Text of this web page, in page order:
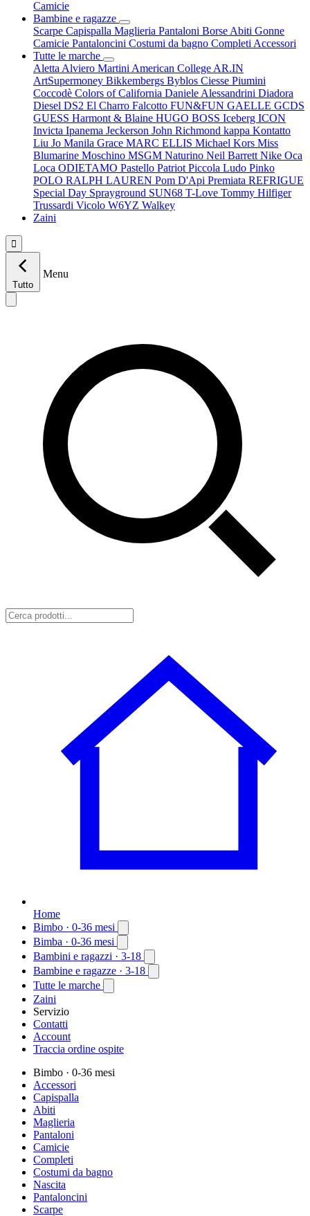
Camicie
Bambine e ragazze
Scarpe Capispalla Maglieria Pantaloni Borse Abiti Gonne
Camicie Pantaloncini Costumi da bagno Completi Accessori
Tutte le marche
Aletta Alviero Martini American College AR.IN
ArtSupermoney Bikkembergs Byblos Ciesse Piumini
Coccodè Colors of California Daniele Alessandrini Diadora
Diesel DS2 El Charro Falcotto FUN&FUN GAELLE GCDS
GUESS Harmont & Blaine HUGO BOSS Iceberg ICON
Invicta Ipanema Jeckerson John Richmond kappa Kontatto
Liu Jo Manila Grace MARC ELLIS Michael Kors Miss
Blumarine Moschino MSGM Naturino Neil Barrett Nike Oca
Loca ODIETAMO Pastello Patriot Piccola Ludo Pinko
POLO RALPH LAUREN Pom D'Api Premiata REFRIGUE
Special Day Sprayground SUN68 T-Love Tommy Hilfiger
Trussardi Vicolo W6YZ Walkey
Zaini

Tutto
Menu
Home
Bimbo · 0-36 mesi
Bimba · 0-36 mesi
Bambini e ragazzi · 3-18
Bambine e ragazze · 3-18
Tutte le marche
Zaini
Servizio
Contatti
Account
Traccia ordine ospite
Bimbo · 0-36 mesi
Accessori
Capispalla
Abiti
Maglieria
Pantaloni
Camicie
Completi
Costumi da bagno
Nascita
Pantaloncini
Scarpe